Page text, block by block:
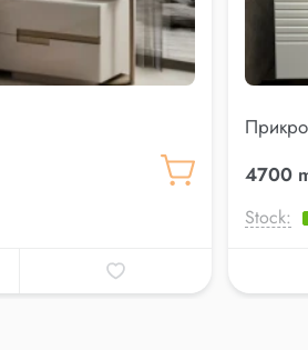
4700
Stock: